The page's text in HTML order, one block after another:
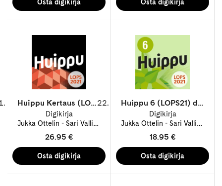
Huippu Kertaus (LOPS21) digikirja 12 kk ONL
Digikirja
Jukka Ottelin Sari Vallineva Teemu Santavuori Tommi
26.95 €
Huippu 6 (LOPS21) digikirja 48 kk ONL
Digikirja
Jukka Ottelin Sari Vallineva
18.95 €